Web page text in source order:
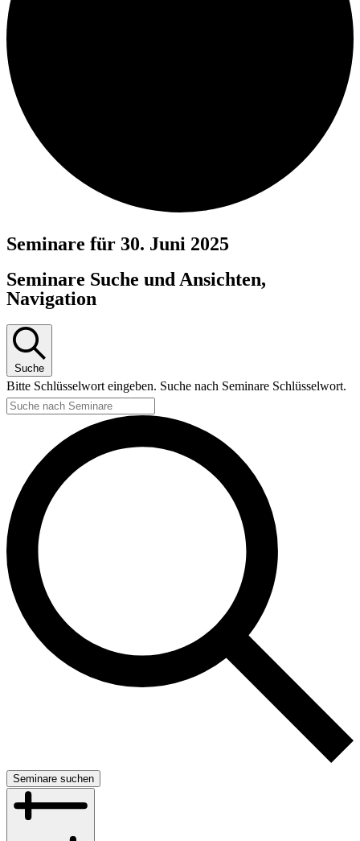
Seminare für 30. Juni 2025
Seminare Suche und Ansichten,
Navigation
Suche
Bitte Schlüsselwort eingeben. Suche nach Seminare Schlüsselwort.
Seminare suchen